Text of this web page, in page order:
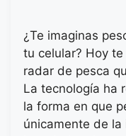
¿Te imaginas
tu celular? Hoy
radar de pesca
La tecnología ha
la forma en que
únicamente de